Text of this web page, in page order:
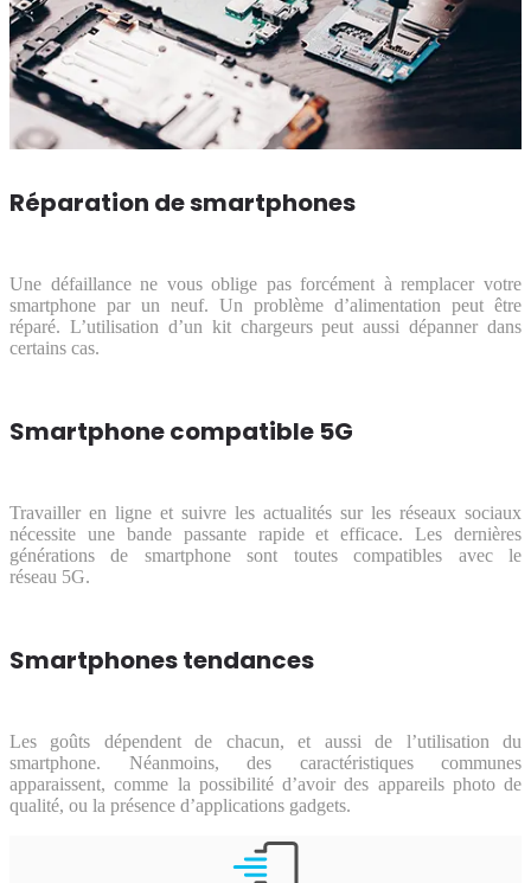
Réparation de smartphones
Une défaillance ne vous oblige pas forcément à remplacer votre
smartphone par un neuf. Un problème d’alimentation peut être
réparé. L’utilisation d’un kit chargeurs peut aussi dépanner dans
certains cas.
Smartphone compatible 5G
Travailler en ligne et suivre les actualités sur les réseaux sociaux
nécessite une bande passante rapide et efficace. Les dernières
générations de smartphone sont toutes compatibles avec le
réseau 5G.
Smartphones tendances
Les goûts dépendent de chacun, et aussi de l’utilisation du
smartphone. Néanmoins, des caractéristiques communes
apparaissent, comme la possibilité d’avoir des appareils photo de
qualité, ou la présence d’applications gadgets.